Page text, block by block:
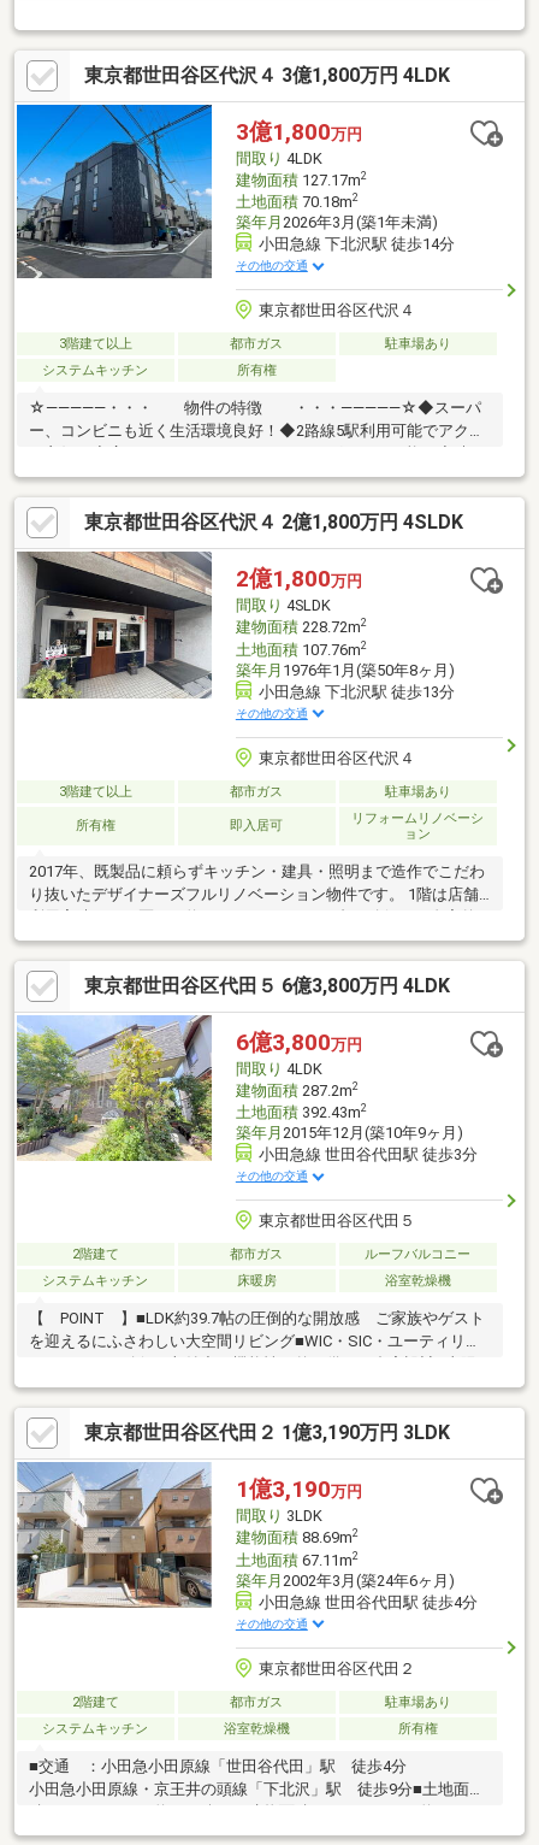
東京都世田谷区代沢４ 3億1,800万円 4LDK
3億1,800万円
間取り 4LDK
建物面積127.17m2
土地面積70.18m2
築年月 2026年3月(築1年未満)
小田急線 下北沢駅 徒歩14分
その他の交通
東京都世田谷区代沢４
3階建て以上 都市ガス
駐車場あり
システムキッチン
所有権
☆―――――・・・ 物件の特徴 ・・・―――――☆◆スーパ
ー、コンビニも近く生活環境良好！◆2路線5駅利用可能でアクセ
の日は、スカイツリーと東京タワーが見れます！◆駐車スペース
やバイク置き場、駐輪場がございます！◆角地で開放感、陽当た
り良好！まずは、現地をご案内させていただきます！
☆―――――・・・ ―☆― ・・・―――――☆
東京都世田谷区代沢４ 2億1,800万円 4SLDK
2億1,800万円
間取り 4SLDK
建物面積228.72m2
土地面積107.76m2
築年月 1976年1月(築50年8ヶ月)
小田急線 下北沢駅 徒歩13分
その他の交通
東京都世田谷区代沢４
3階建て以上 都市ガス 駐車場あり
所有権 即入居可
リフォームリノベーシ
ョン
2017年、既製品に頼らずキッチン・建具・照明まで造作でこだわ
り抜いたデザイナーズフルリノベーション物件です。 1階は店舗
店舗・賃貸収益化のどちらにも対応可能。2階は無垢フローリング
とレンガ調アクセントウォールが印象的な約17帖のLDK、3階は洋
室3部屋とウォークインクローゼット、独立した浴室・洗面を配
置。4階は用途自在の広々フリースペースとして活用いただけま
す。玄関ドアから室内建具まで真鍮金物で統一し、随所にアンテ
ィーク照明を採用するなど、ディテールにまでこだわった一邸で
す。
東京都世田谷区代田５ 6億3,800万円 4LDK
6億3,800万円
間取り 4LDK
建物面積287.2m2
土地面積392.43m2
築年月 2015年12月(築10年9ヶ月)
小田急線 世田谷代田駅 徒歩3分
その他の交通
東京都世田谷区代田５
2階建て 都市ガス
ルーフバルコニー
システムキッチン
床暖房 浴室乾燥機
【 POINT 】■LDK約39.7帖の圧倒的な開放感 ご家族やゲスト
を迎えるにふさわしい大空間リビング■WIC・SIC・ユーティリテ
光発電＋エネファーム搭載 環境性能と経済性を兼ね備えた先進
設備■各階に浴室・洗面・トイレを配置 来客時にも配慮された
ゆとりあるプラン【 AREA 】■3駅3路線利用可能の利便性 小
田急線「世田谷代田」駅徒歩3分の駅チカ◎ 都心へのアクセスに
優れたロケーション■閑静な住宅街が広がる代田エリア 駅近の
利便性を享受しながら周辺は落ち着いた住宅街。 世田谷らしい
穏やかな街並みが魅力♪
東京都世田谷区代田２ 1億3,190万円 3LDK
1億3,190万円
間取り 3LDK
建物面積88.69m2
土地面積67.11m2
築年月 2002年3月(築24年6ヶ月)
小田急線 世田谷代田駅 徒歩4分
その他の交通
東京都世田谷区代田２
2階建て 都市ガス
駐車場あり
システムキッチン
浴室乾燥機 所有権
■交通 ：小田急小田原線「世田谷代田」駅 徒歩4分
小田急小田原線・京王井の頭線「下北沢」駅 徒歩9分■土地面
坪）■間取り ： 3LDK+駐車場1台 ※車種による■建築年